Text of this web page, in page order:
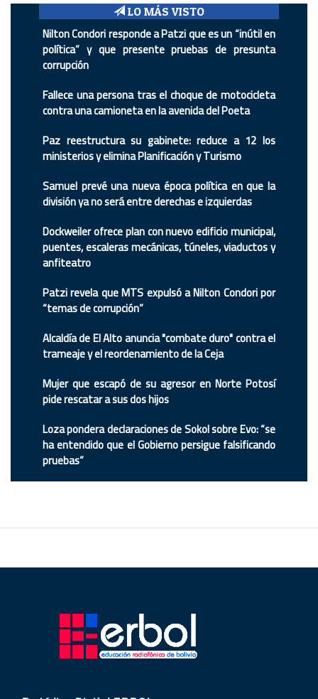
LO MÁS VISTO
Nilton Condori responde a Patzi que es un “inútil en
política” y que presente pruebas de presunta
corrupción
Fallece una persona tras el choque de motocicleta
contra una camioneta en la avenida del Poeta
Paz reestructura su gabinete: reduce a 12 los
ministerios y elimina Planificación y Turismo
Samuel prevé una nueva época política en que la
división ya no será entre derechas e izquierdas
Dockweiler ofrece plan con nuevo edificio municipal,
puentes, escaleras mecánicas, túneles, viaductos y
anfiteatro
Patzi revela que MTS expulsó a Nilton Condori por
“temas de corrupción”
Alcaldía de El Alto anuncia "combate duro" contra el
trameaje y el reordenamiento de la Ceja
Mujer que escapó de su agresor en Norte Potosí
pide rescatar a sus dos hijos
Loza pondera declaraciones de Sokol sobre Evo: “se
ha entendido que el Gobierno persigue falsificando
pruebas”